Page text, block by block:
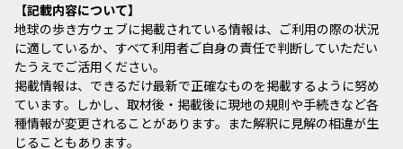
記載内容について
地球の歩き方ウェブに掲載されている情報は、ご利用の際の状況
に適しているか、すべて利用者ご自身の責任で判断していただい
たうえでご活用ください。
掲載情報は、できるだけ最新で正確なものを掲載するように努め
ています。しかし、取材後・掲載後に現地の規則や手続きなど各
種情報が変更されることがあります。また解釈に見解の相違が生
じることもあります。